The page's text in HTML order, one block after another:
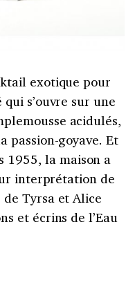
exotique pour
s’ouvre sur une
acidulés,
passion-goyave. Et
1955, la maison a
interprétation de
de Tyrsa et Alice
et écrins de l’Eau